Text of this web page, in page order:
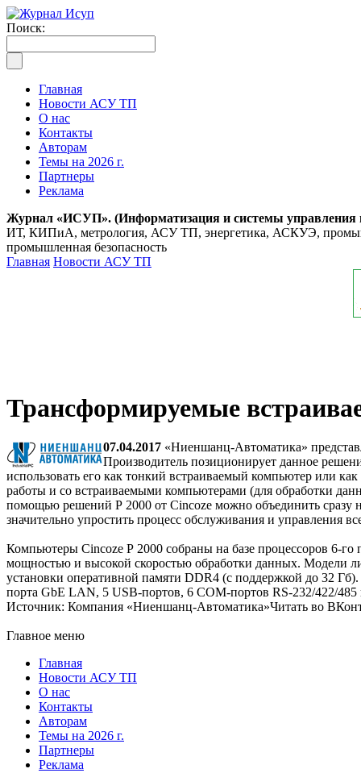
Поиск:
Главная
Новости АСУ ТП
О нас
Контакты
Авторам
Темы на 2026 г.
Партнеры
Реклама
Журнал «ИСУП». (Информатизация и системы
ИТ, КИПиА, метрология, АСУ ТП, энергетика, АСКУЭ,
промышленная безопасность
Главная Новости АСУ ТП
Трансформируемые
07.04.2017 «Ниеншанц-Автоматика»
Производитель позиционирует данное
использовать его как тонкий встраиваемый компьютер или
работы и со встраиваемыми компьютерами (для обработки
помощью решений Р 2000 от Cincoze можно объединить сразу
значительно упростить процесс обслуживания и управления
Компьютеры Cincoze Р 2000 собраны на базе процессоров 6-
мощностью и высокой скоростью обработки данных. Модели
установки оперативной памяти DDR4 (с поддержкой до 32
порта GbE LAN, 5 USB-портов, 6 COM-портов RS-232/422/
Источник: Компания «Ниеншанц-Автоматика»Читать во
Главное меню
Главная
Новости АСУ ТП
О нас
Контакты
Авторам
Темы на 2026 г.
Партнеры
Реклама